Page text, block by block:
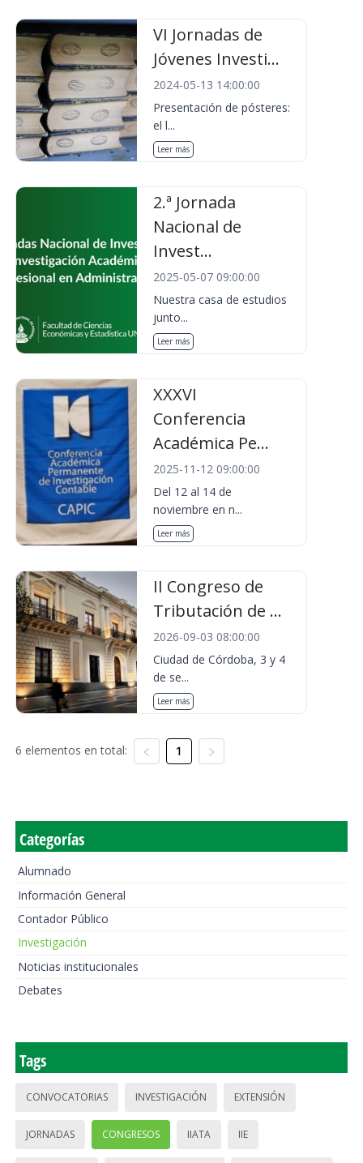
VI Jornadas de
Jóvenes Investi...
2024-05-13 14:00:00
Presentación de pósteres:
el l...
Leer más
2.ª Jornada
Nacional de
Invest...
2025-05-07 09:00:00
Nuestra casa de estudios
junto...
Leer más
XXXVI
Conferencia
Académica Pe...
2025-11-12 09:00:00
Del 12 al 14 de
noviembre en n...
Leer más
II Congreso de
Tributación de ...
2026-09-03 08:00:00
Ciudad de Córdoba, 3 y 4
de se...
Leer más
6 elementos en total: 1
Categorías
Alumnado
Información General
Contador Público
Investigación
Noticias institucionales
Debates
Tags
CONVOCATORIAS INVESTIGACIÓN EXTENSIÓN
JORNADAS CONGRESOS IIATA IIE